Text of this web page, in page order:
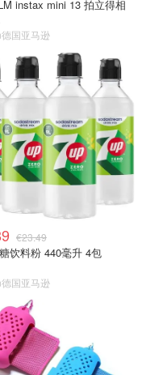
instax mini 13 拍立得相
国亚马逊
€23.49
饮料粉 440毫升 4包
国亚马逊